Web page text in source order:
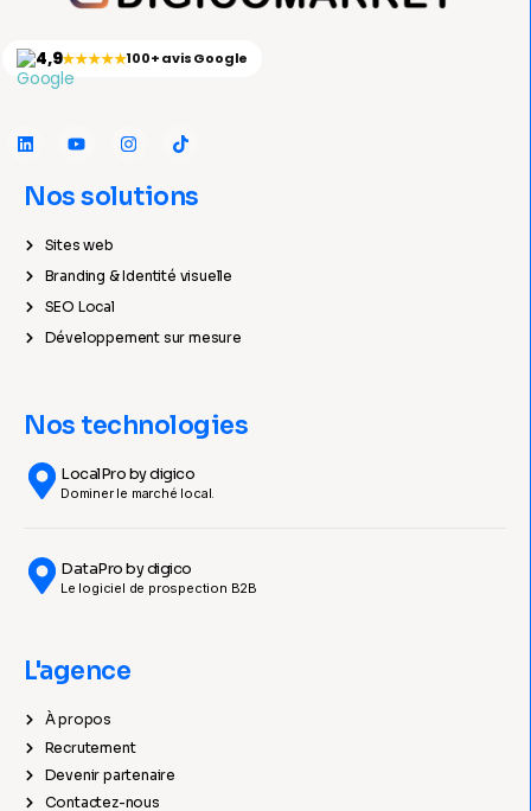
4,9★★★★★100+ avis Google
Nos solutions
Sites web
Branding & Identité visuelle
SEO Local
Développement sur mesure
Nos technologies
LocalPro by digico
Dominer le marché local.
DataPro by digico
Le logiciel de prospection B2B
L'agence
À propos
Recrutement
Devenir partenaire
Contactez-nous